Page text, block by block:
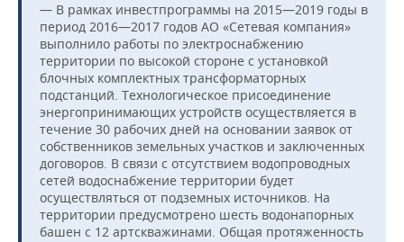
— В рамках инвестпрограммы на 2015—2019 годы в
период 2016—2017 годов АО «Сетевая компания»
выполнило работы по электроснабжению
территории по высокой стороне с установкой
блочных комплектных трансформаторных
подстанций. Технологическое присоединение
энергопринимающих устройств осуществляется в
течение 30 рабочих дней на основании заявок от
собственников земельных участков и заключенных
договоров. В связи с отсутствием водопроводных
сетей водоснабжение территории будет
осуществляться от подземных источников. На
территории предусмотрено шесть водонапорных
башен с 12 артскважинами. Общая протяженность